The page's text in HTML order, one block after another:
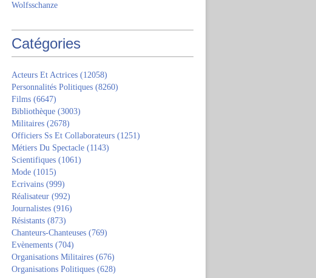
Wolfsschanze
Catégories
Acteurs Et Actrices (12058)
Personnalités Politiques (8260)
Films (6647)
Bibliothèque (3003)
Militaires (2678)
Officiers Ss Et Collaborateurs (1251)
Métiers Du Spectacle (1143)
Scientifiques (1061)
Mode (1015)
Ecrivains (999)
Réalisateur (992)
Journalistes (916)
Résistants (873)
Chanteurs-Chanteuses (769)
Evènements (704)
Organisations Militaires (676)
Organisations Politiques (628)